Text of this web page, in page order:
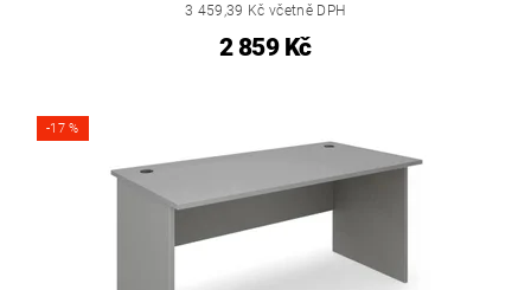
3 459,39 Kč včetně DPH
2 859 Kč
-17 %